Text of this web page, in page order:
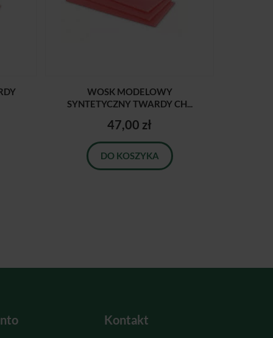
WOSK MODELOWY
SYNTETYCZNY TWARDY CH...
47,00 zł
DO KOSZYKA
Kontakt